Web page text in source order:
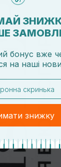
бонус вже
на наші
знижку